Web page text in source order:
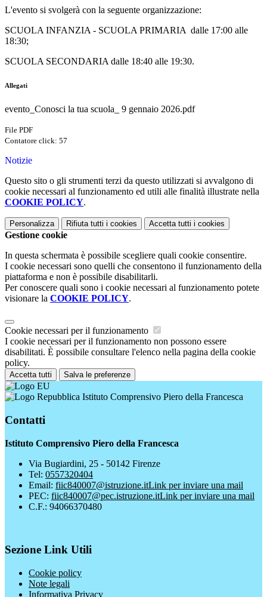
L'evento si svolgerà con la seguente organizzazione:
SCUOLA INFANZIA - SCUOLA PRIMARIA dalle 17:00 alle
18:30;
SCUOLA SECONDARIA dalle 18:40 alle 19:30.
Allegati
evento_Conosci la tua scuola_ 9 gennaio 2026.pdf
File PDF
Contatore click: 57
Notizie
Questo sito o gli strumenti terzi da questo utilizzati si avvalgono di
cookie necessari al funzionamento ed utili alle finalità illustrate nella
COOKIE POLICY.
Personalizza Rifiuta tutti i cookies Accetta tutti i cookies
Gestione cookie
In questa schermata è possibile scegliere quali cookie consentire.
I cookie necessari sono quelli che consentono il funzionamento della
piattaforma e non è possibile disabilitarli.
Per conoscere quali sono i cookie necessari al funzionamento potete
visionare la COOKIE POLICY.
Cookie necessari per il funzionamento
I cookie necessari per il funzionamento non possono essere
disabilitati. È possibile consultare l'elenco nella pagina della cookie
policy.
Accetta tutti Salva le preferenze
Istituto Comprensivo Piero della Francesca
Contatti
Istituto Comprensivo Piero della Francesca
Via Bugiardini, 25 - 50142 Firenze
Tel: 0557320404
Email: fiic840007@istruzione.itLink per inviare una mail
PEC: fiic840007@pec.istruzione.itLink per inviare una mail
C.F.: 94066370480
Sezione Link Utili
Cookie policy
Note legali
Informativa Privacy